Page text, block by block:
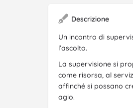
Descrizione
Un incontro di
l’ascolto.
La supervisione si
come risorsa, al
affinché si possano
agio.